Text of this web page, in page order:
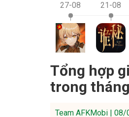
27-08 21-08
Tổng hợp
trong tháng
Team AFKMobi |